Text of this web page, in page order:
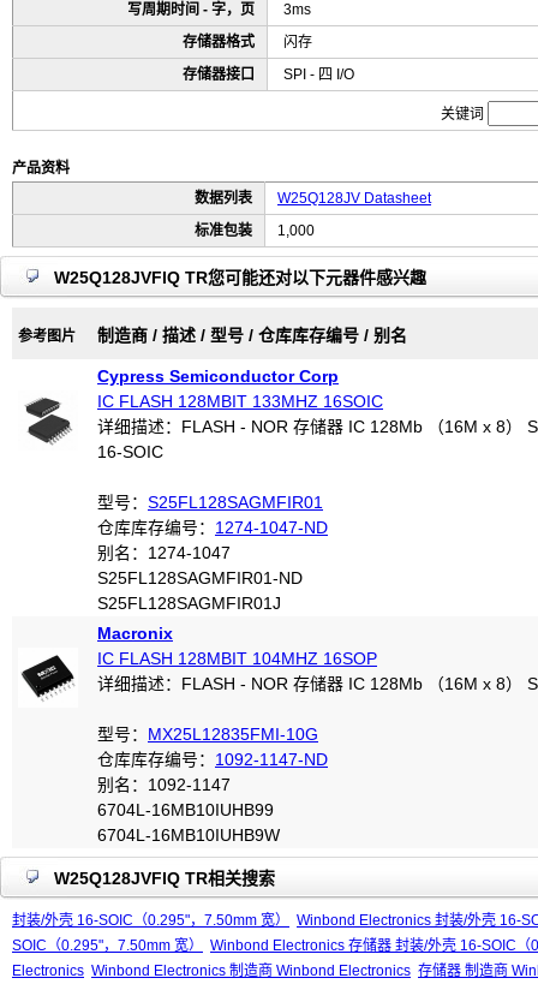
写周期时间 - 字，页
3ms
存储器格式
闪存
存储器接口
SPI - 四 I/O
关键词
产品资料
数据列表
W25Q128JV Datasheet
标准包装
1,000
W25Q128JVFIQ TR您可能还对以下元器件感兴趣
参考图片 制造商 / 描述 / 型号 / 仓库库存编号 / 别名
Cypress Semiconductor Corp
IC FLASH 128MBIT 133MHZ 16SOIC
详细描述：FLASH - NOR 存储器 IC 128Mb （16M x 8）
16-SOIC
型号： S25FL128SAGMFIR01
仓库库存编号： 1274-1047-ND
别名：1274-1047
S25FL128SAGMFIR01-ND
S25FL128SAGMFIR01J
Macronix
IC FLASH 128MBIT 104MHZ 16SOP
详细描述：FLASH - NOR 存储器 IC 128Mb （16M x 8）
型号： MX25L12835FMI-10G
仓库库存编号： 1092-1147-ND
别名：1092-1147
6704L-16MB10IUHB99
6704L-16MB10IUHB9W
W25Q128JVFIQ TR相关搜索
封装/外壳 16-SOIC（0.295"，7.50mm 宽）
Winbond Electronics 封装/外壳 16-
SOIC（0.295"，7.50mm 宽）
Winbond Electronics 存储器 封装/外壳 16-SOIC（
Electronics Winbond Electronics 制造商 Winbond Electronics 存储器 制造商